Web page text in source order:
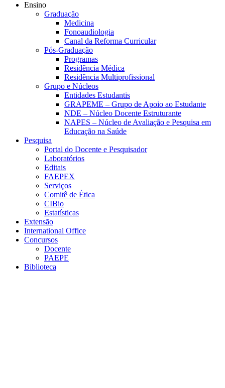
Ensino
Graduação
Medicina
Fonoaudiologia
Canal da Reforma Curricular
Pós-Graduação
Programas
Residência Médica
Residência Multiprofissional
Grupo e Núcleos
Entidades Estudantis
GRAPEME – Grupo de Apoio ao Estudante
NDE – Núcleo Docente Estruturante
NAPES – Núcleo de Avaliação e Pesquisa em
Educação na Saúde
Pesquisa
Portal do Docente e Pesquisador
Laboratórios
Editais
FAEPEX
Serviços
Comitê de Ética
CIBio
Estatísticas
Extensão
International Office
Concursos
Docente
PAEPE
Biblioteca